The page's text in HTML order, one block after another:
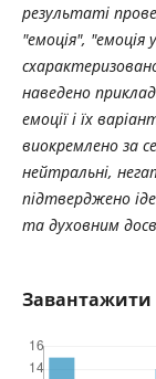
результаті
"емоція", "емоція
наведено
емоції і їх
виокремлено за
нейтральні,
підтверджено
та духовним
Завантажити